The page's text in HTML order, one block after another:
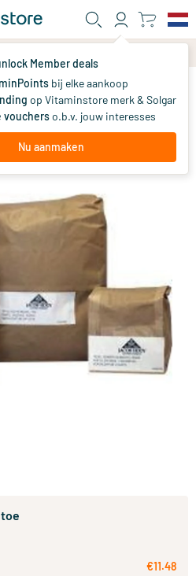
Member deals
bij elke aankoop
op Vitaminstore merk & Solgar
voucherso.b.v. jouw interesses
Nu aanmaken
chat of email
vanaf 11.
€11.48